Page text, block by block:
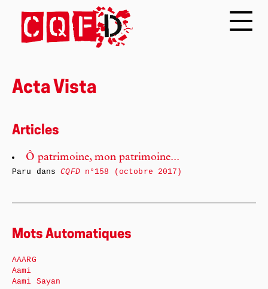
Acta Vista
Articles
Ô patrimoine, mon patrimoine...
Paru dansCQFDn°158 (octobre 2017)
Mots Automatiques
AAARG
Aami
Aami Sayan